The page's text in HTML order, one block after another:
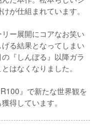
が仕組まれています。
ー展開にコアなお笑い
る結果となってしまい
『しんぼる』以降ガラ
はなくなりました。
』で新たな世界観を
得しています。